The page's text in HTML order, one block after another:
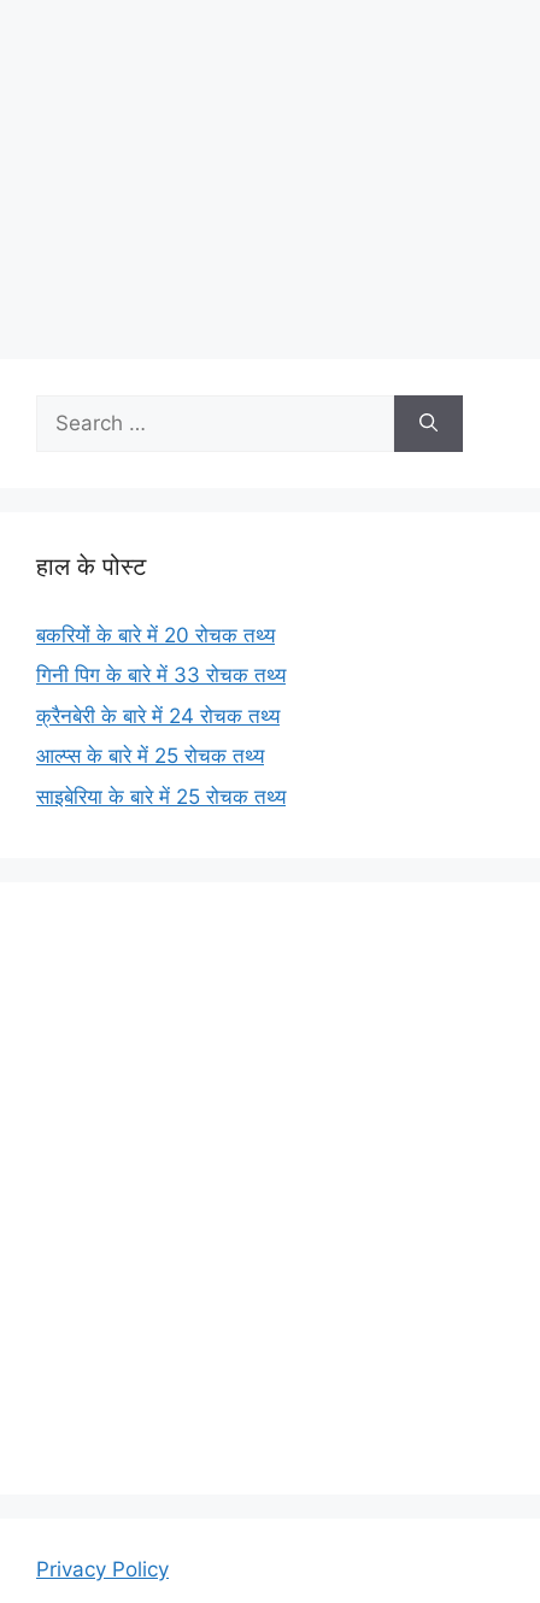
for:
हाल के पोस्ट
बकरियों के बारे में 20 रोचक तथ्य
गिनी पिग के बारे में 33 रोचक तथ्य
क्रैनबेरी के बारे में 24 रोचक तथ्य
आल्प्स के बारे में 25 रोचक तथ्य
साइबेरिया के बारे में 25 रोचक तथ्य
Privacy Policy